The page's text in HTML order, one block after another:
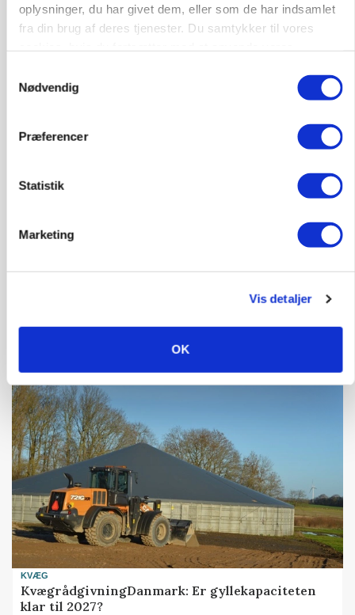
oplysninger, du har givet dem, eller som de har indsamlet
fra din brug af deres tjenester. Du samtykker til vores
Nødvendig
Præferencer
Statistik
Marketing
Vis detaljer
OK
MARKED
Fugleinfluenza: Udvikling vækker bekymring hos
europæiske husdyrbrugere
KULTUR
lige så ofte mad ud som mændene
KVÆG
KvægrådgivningDanmark: Er gyllekapaciteten
klar til 2027?